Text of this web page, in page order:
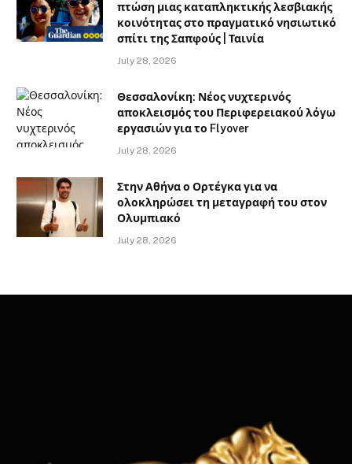
πτώση μιας καταπληκτικής λεσβιακής
κοινότητας στο πραγματικό νησιωτικό
σπίτι της Σαπφούς | Ταινία
July 28, 2026
Θεσσαλονίκη: Νέος νυχτερινός
αποκλεισμός του Περιφερειακού λόγω
εργασιών για το Flyover
July 28, 2026
Στην Αθήνα ο Ορτέγκα για να
ολοκληρώσει τη μεταγραφή του στον
Ολυμπιακό
July 28, 2026